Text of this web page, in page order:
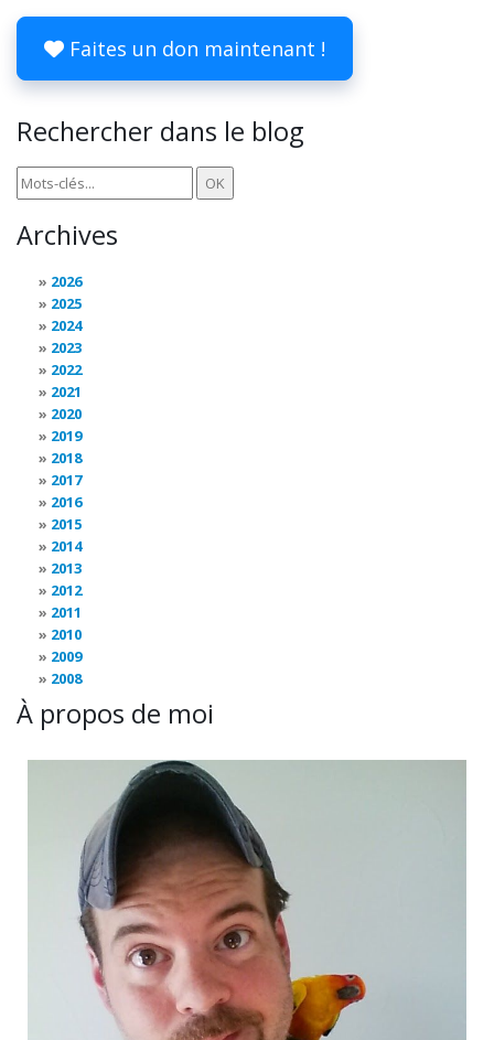
Faites un don maintenant !
Rechercher dans le blog
Archives
2026
2025
2024
2023
2022
2021
2020
2019
2018
2017
2016
2015
2014
2013
2012
2011
2010
2009
2008
À propos de moi